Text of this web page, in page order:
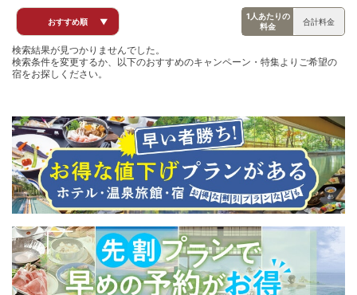
おすすめ順 ▼
1人あたりの
料金
合計料金
検索結果が見つかりませんでした。
検索条件を変更するか、以下のおすすめのキャンペーン・特集よりご希望の
宿をお探しください。